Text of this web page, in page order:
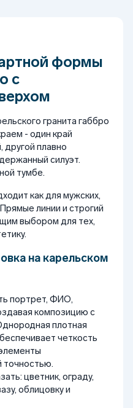
формы
с
гранита габбро
- один край
другой плавно
силуэт.
тумбе.
как для мужских,
линии и строгий
выбором для тех,
на карельском
портрет, ФИО,
композицию с
плотная
четкость
точностью.
цветник, ограду,
облицовку и